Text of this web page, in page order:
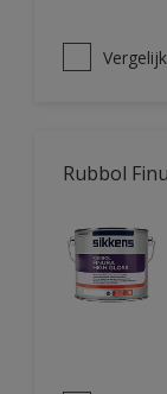
Vergelijk
Rubbol